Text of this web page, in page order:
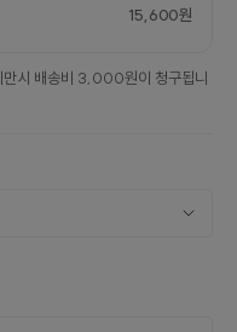
15,600원
시 배송비 3,000원이 청구됩니